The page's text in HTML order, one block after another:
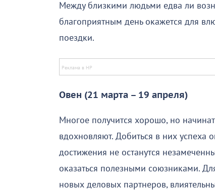
Между близкими людьми едва ли
благоприятным день окажется для
поездки.
Овен (21 марта – 19 апреля)
Многое получится хорошо, но
вдохновляют. Добиться в них
достижения не останутся
оказаться полезными союзниками.
новых деловых партнеров,